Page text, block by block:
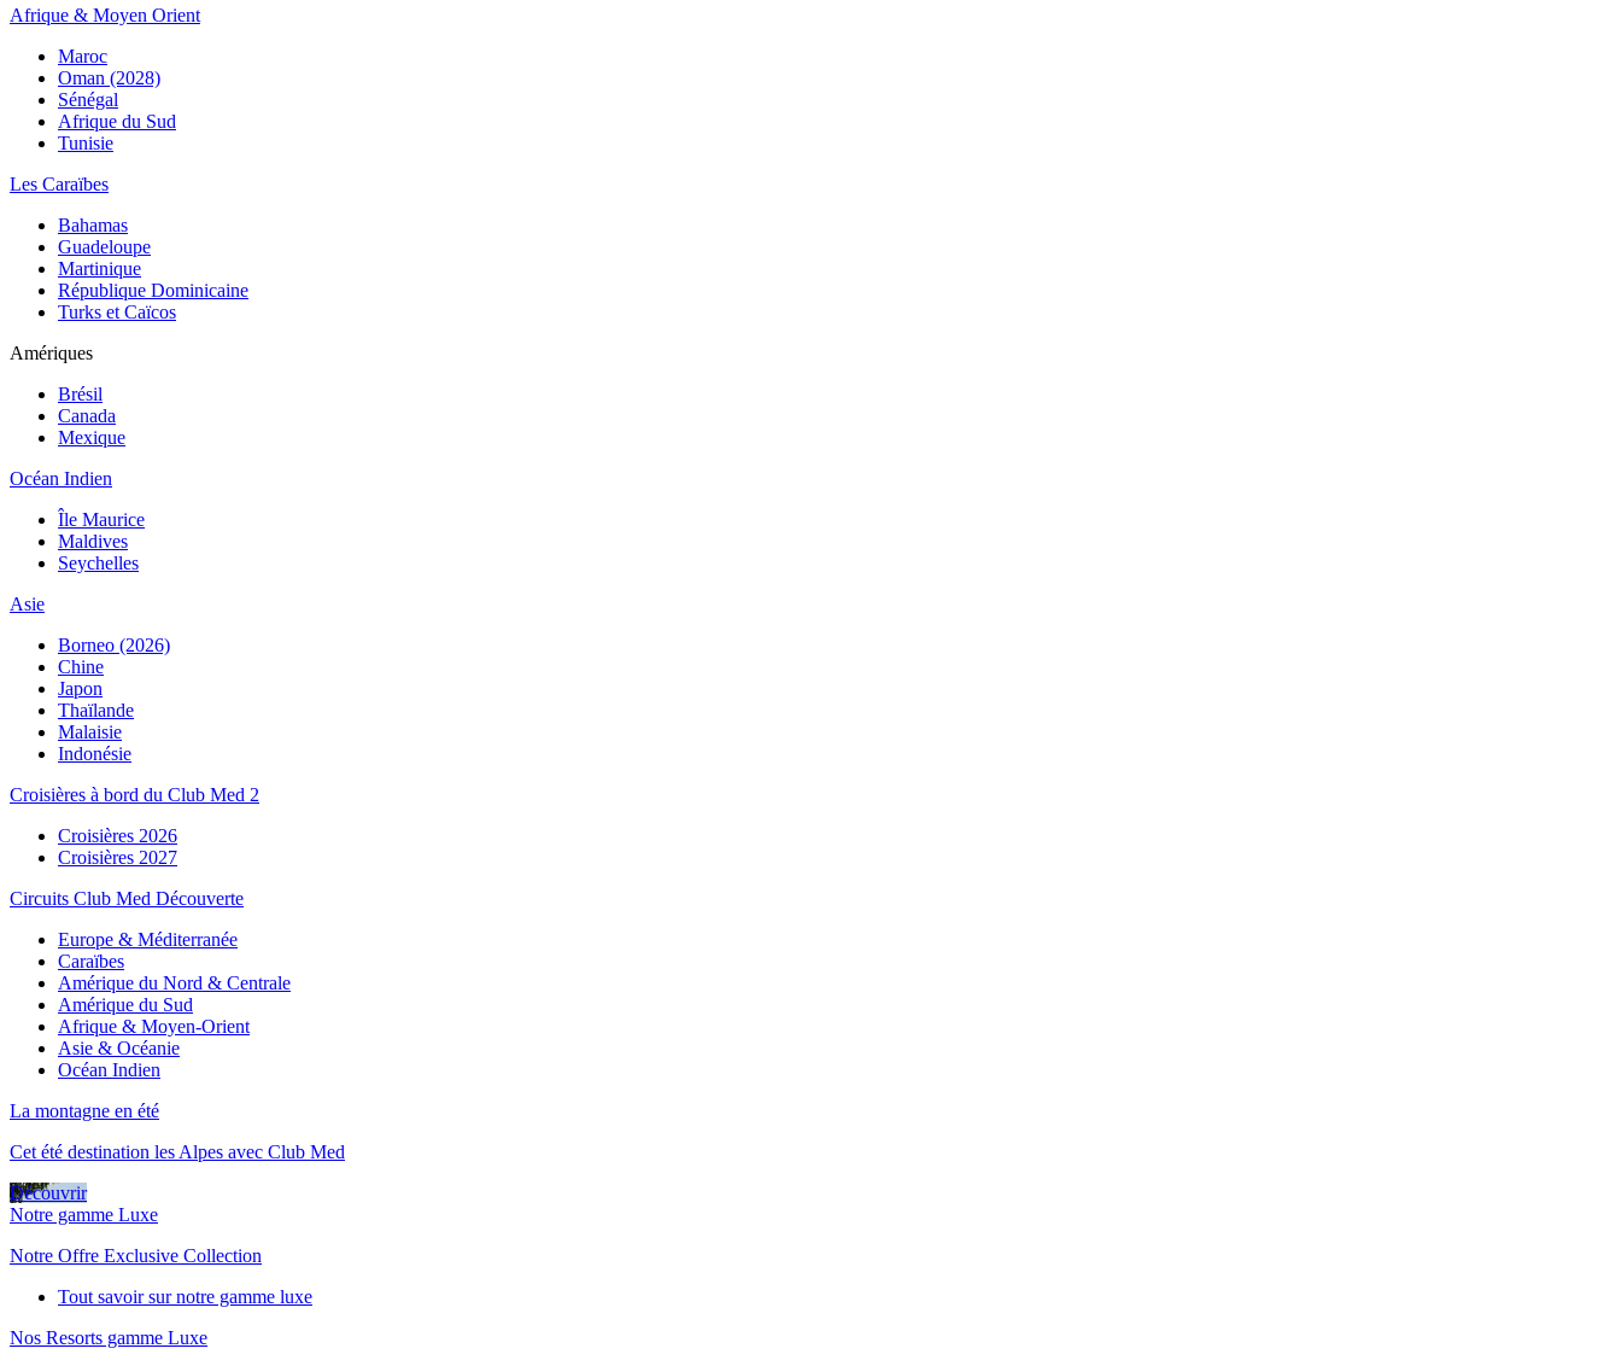
Afrique & Moyen Orient
Maroc
Oman (2028)
Sénégal
Afrique du Sud
Tunisie
Les Caraïbes
Bahamas
Guadeloupe
Martinique
République Dominicaine
Turks et Caïcos
Amériques
Brésil
Canada
Mexique
Océan Indien
Île Maurice
Maldives
Seychelles
Asie
Borneo (2026)
Chine
Japon
Thaïlande
Malaisie
Indonésie
Croisières à bord du Club Med 2
Croisières 2026
Croisières 2027
Circuits Club Med Découverte
Europe & Méditerranée
Caraïbes
Amérique du Nord & Centrale
Amérique du Sud
Afrique & Moyen-Orient
Asie & Océanie
Océan Indien
La montagne en été
Cet été destination les Alpes avec Club Med
Découvrir
Notre gamme Luxe
Notre Offre Exclusive Collection
Tout savoir sur notre gamme luxe
Nos Resorts gamme Luxe